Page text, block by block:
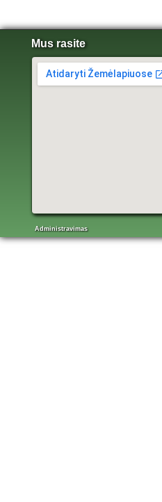
Mus rasite
Administravimas